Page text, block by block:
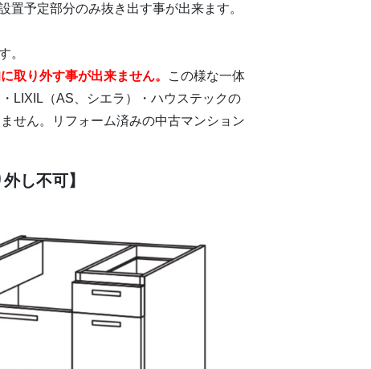
置予定部分のみ抜き出す事が出来ます。
。
取り外す事が出来ません。
この様な一体
LIXIL（AS、シエラ）・ハウステックの
せん。リフォーム済みの中古マンション
し不可】